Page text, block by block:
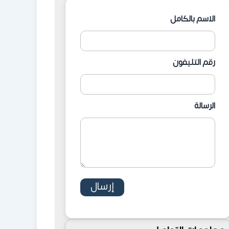
الاسم بالكامل
رقم التليفون
الرسالة